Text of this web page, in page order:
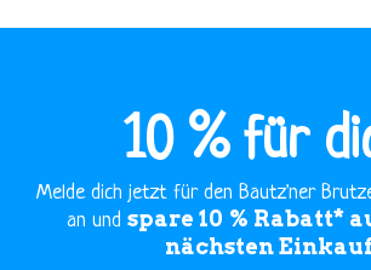
10 % für
Melde dich jetzt für den Bautz'ner
an und spare 10 % Rabatt*
nächsten